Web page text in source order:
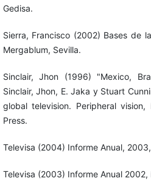
Gedisa.
Sierra, Francisco (2002) Bases de
Mergablum, Sevilla.
Sinclair, Jhon (1996) "Mexico,
Sinclair, Jhon, E. Jaka y Stuart
global television. Peripheral
Press.
Televisa (2004) Informe Anual,
Televisa (2003) Informe Anual 2002,